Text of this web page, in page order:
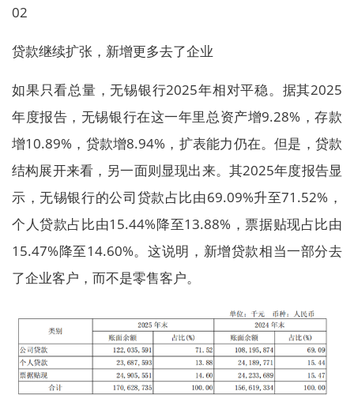
02
贷款继续扩张，新增更多去了企业
如果只看总量，无锡银行2025年相对平稳。据其2025
年度报告，无锡银行在这一年里总资产增9.28%，存款
增10.89%，贷款增8.94%，扩表能力仍在。但是，贷款
结构展开来看，另一面则显现出来。其2025年度报告显
示，无锡银行的公司贷款占比由69.09%升至71.52%，
个人贷款占比由15.44%降至13.88%，票据贴现占比由
15.47%降至14.60%。这说明，新增贷款相当一部分去
了企业客户，而不是零售客户。